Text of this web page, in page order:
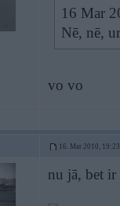
16 Mar
Nē, nē,
vo vo
16. Mar 2010, 19:23
nu jā, bet